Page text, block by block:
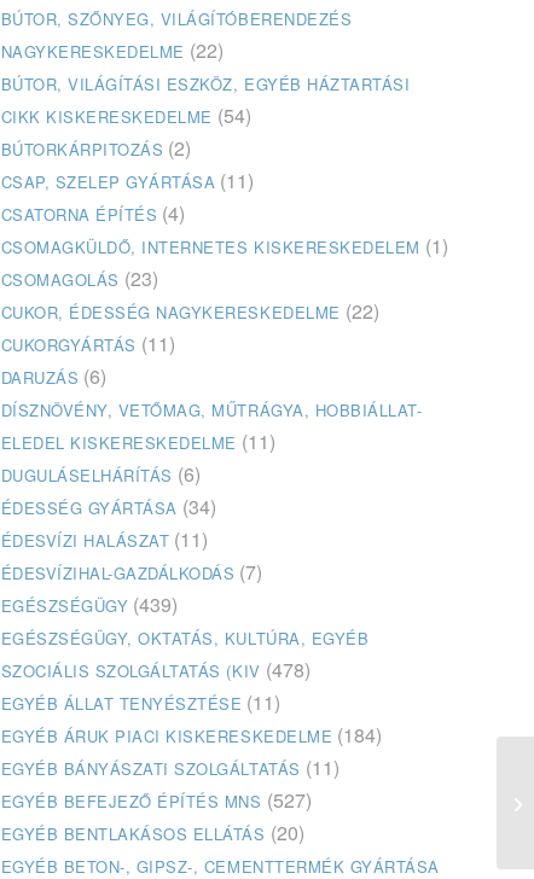
BÚTOR, SZŐNYEG, VILÁGÍTÓBERENDEZÉS
NAGYKERESKEDELME (22)
BÚTOR, VILÁGÍTÁSI ESZKÖZ, EGYÉB HÁZTARTÁSI
CIKK KISKERESKEDELME (54)
BÚTORKÁRPITOZÁS (2)
CSAP, SZELEP GYÁRTÁSA (11)
CSATORNA ÉPÍTÉS (4)
CSOMAGKÜLDŐ, INTERNETES KISKERESKEDELEM (1)
CSOMAGOLÁS (23)
CUKOR, ÉDESSÉG NAGYKERESKEDELME (22)
CUKORGYÁRTÁS (11)
DARUZÁS (6)
DÍSZNÖVÉNY, VETŐMAG, MŰTRÁGYA, HOBBIÁLLAT-
ELEDEL KISKERESKEDELME (11)
DUGULÁSELHÁRÍTÁS (6)
ÉDESSÉG GYÁRTÁSA (34)
ÉDESVÍZI HALÁSZAT (11)
ÉDESVÍZIHAL-GAZDÁLKODÁS (7)
EGÉSZSÉGÜGY (439)
EGÉSZSÉGÜGY, OKTATÁS, KULTÚRA, EGYÉB
SZOCIÁLIS SZOLGÁLTATÁS (KIV (478)
EGYÉB ÁLLAT TENYÉSZTÉSE (11)
EGYÉB ÁRUK PIACI KISKERESKEDELME (184)
EGYÉB BÁNYÁSZATI SZOLGÁLTATÁS (11)
EGYÉB BEFEJEZŐ ÉPÍTÉS MNS (527)
EGYÉB BENTLAKÁSOS ELLÁTÁS (20)
EGYÉB BETON-, GIPSZ-, CEMENTTERMÉK GYÁRTÁSA